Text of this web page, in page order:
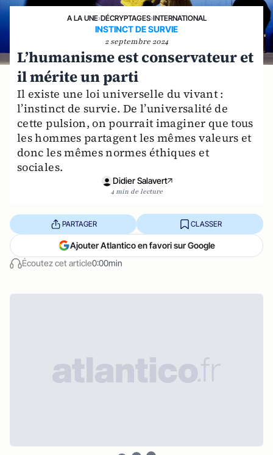
A LA UNE›DÉCRYPTAGES›INTERNATIONAL
INSTINCT DE SURVIE
2 septembre 2024
L’humanisme est conservateur et
il mérite un parti
Il existe une loi universelle du vivant :
l’instinct de survie. De l’universalité de
cette pulsion, on pourrait imaginer que tous
les hommes partagent les mêmes valeurs et
donc les mêmes normes éthiques et
sociales.
Didier Salavert
4 min de lecture
Écoutez cet article0:00min
PARTAGER CLASSER
Ajouter Atlantico en favori sur Google